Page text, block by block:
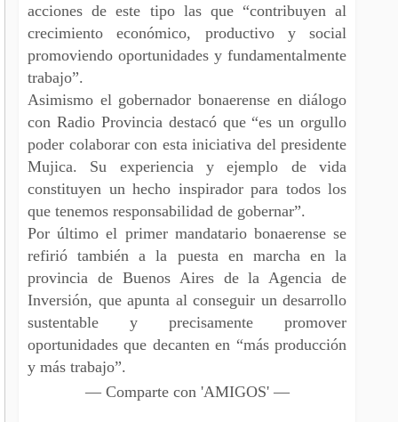
acciones de este tipo las que “contribuyen al
crecimiento económico, productivo y social
promoviendo oportunidades y fundamentalmente
trabajo”.
Asimismo el gobernador bonaerense en diálogo
con Radio Provincia destacó que “es un orgullo
poder colaborar con esta iniciativa del presidente
Mujica. Su experiencia y ejemplo de vida
constituyen un hecho inspirador para todos los
que tenemos responsabilidad de gobernar”.
Por último el primer mandatario bonaerense se
refirió también a la puesta en marcha en la
provincia de Buenos Aires de la Agencia de
Inversión, que apunta al conseguir un desarrollo
sustentable y precisamente promover
oportunidades que decanten en “más producción
y más trabajo”.
— Comparte con 'AMIGOS' —